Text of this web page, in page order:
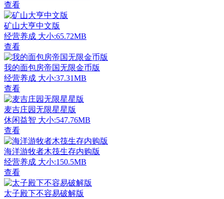
查看
矿山大亨中文版
经营养成 大小:65.72MB
查看
我的面包房帝国无限金币版
经营养成 大小:37.31MB
查看
麦吉庄园无限星星版
休闲益智 大小:547.76MB
查看
海洋游牧者木筏生存内购版
经营养成 大小:150.5MB
查看
太子殿下不容易破解版